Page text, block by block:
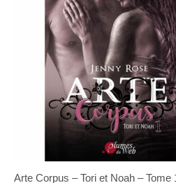
Arte Corpus – Tori et Noah –